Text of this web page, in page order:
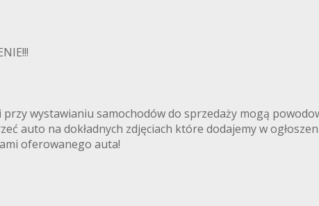
wystawianiu samochodów do sprzedaży mogą
auto na dokładnych zdjęciach które dodajemy w
oferowanego auta!